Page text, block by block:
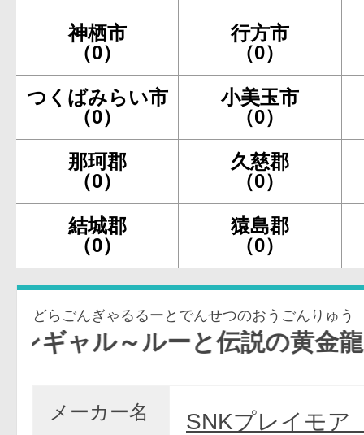
神栖市
（0）
行方市
（0）
つくばみらい市
（0）
小美玉市
（0）
那珂郡
（0）
久慈郡
（0）
結城郡
（0）
猿島郡
（0）
どらごんぎゃるるーとでんせつのおうごんりゅう
ル～ルーと伝説の黄金龍～
メーカー名
SNKプレイモア